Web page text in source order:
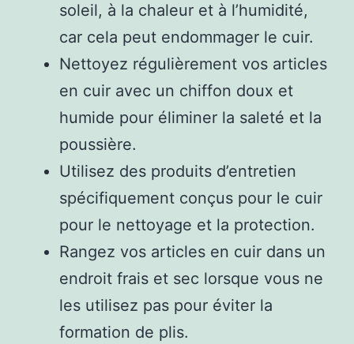
soleil, à la chaleur et à l’humidité,
car cela peut endommager le cuir.
Nettoyez régulièrement vos articles
en cuir avec un chiffon doux et
humide pour éliminer la saleté et la
poussière.
Utilisez des produits d’entretien
spécifiquement conçus pour le cuir
pour le nettoyage et la protection.
Rangez vos articles en cuir dans un
endroit frais et sec lorsque vous ne
les utilisez pas pour éviter la
formation de plis.